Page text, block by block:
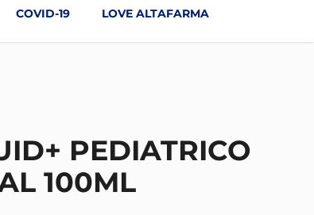
COVID-19 LOVE ALTAFARMA
PEDIATRICO
100ML